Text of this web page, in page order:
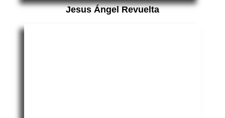
Jesus Ángel Revuelta